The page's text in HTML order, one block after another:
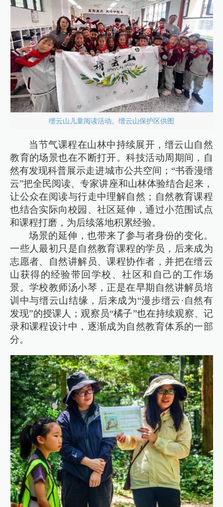
缙云山儿童阅读活动。缙云山保护区供图
当节气课程在山林中持续展开，缙云山自然
教育的场景也在不断打开。科技活动周期间，自
然有发现科普展示走进城市公共空间；“书香漫缙
云”把全民阅读、专家讲座和山林体验结合起来，
让公众在阅读与行走中理解自然；自然教育课程
也结合实际向校园、社区延伸，通过小范围试点
和课程打磨，为后续落地积累经验。
场景的延伸，也带来了参与者身份的变化。
一些人最初只是自然教育课程的学员，后来成为
志愿者、自然讲解员、课程协作者，并把在缙云
山获得的经验带回学校、社区和自己的工作场
景。学校教师汤小琴，正是在早期自然讲解员培
训中与缙云山结缘，后来成为“漫步缙云·自然有
发现”的授课人；观察员“橘子”也在持续观察、记
录和课程设计中，逐渐成为自然教育体系的一部
分。